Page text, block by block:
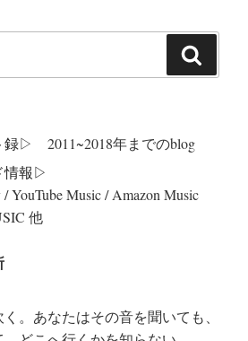
索
録▷ 2011~2018年までのblog
情報▷
YouTube Music / Amazon Music
他
。あなたはその音を聞いても、